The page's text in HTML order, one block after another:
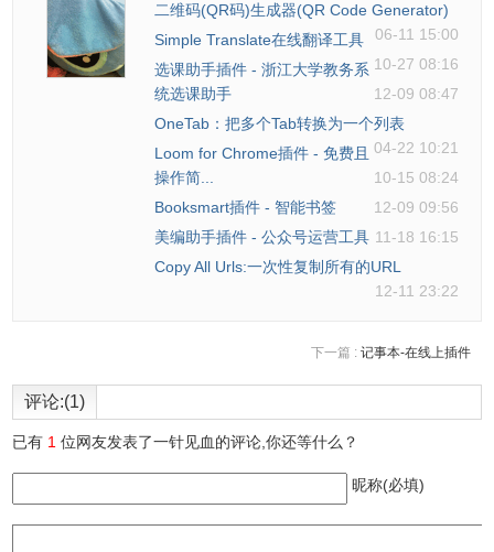
二维码(QR码)生成器(QR Code Generator)
06-11 15:00
Simple Translate在线翻译工具
10-27 08:16
选课助手插件 - 浙江大学教务系
统选课助手
12-09 08:47
OneTab：把多个Tab转换为一个列表
04-22 10:21
Loom for Chrome插件 - 免费且
操作简...
10-15 08:24
Booksmart插件 - 智能书签
12-09 09:56
美编助手插件 - 公众号运营工具 11-18 16:15
Copy All Urls:一次性复制所有的URL
12-11 23:22
下一篇 : 记事本-在线上插件
评论:(1)
已有 1 位网友发表了一针见血的评论,你还等什么？
昵称(必填)